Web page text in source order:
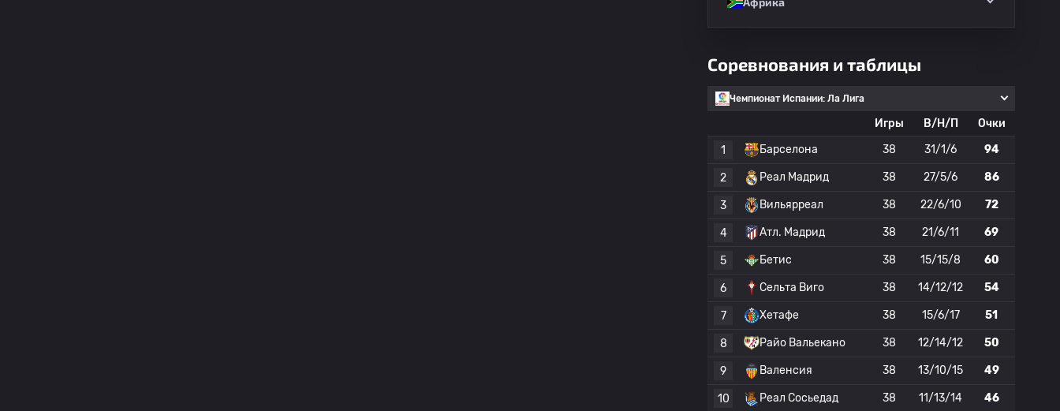
Соревнования и таблицы
Чемпионат Испании: Ла Лига
Игры В/Н/П
Очки
1
Барселона 38 31/1/6 94
2 Реал Мадрид 38 27/5/6 86
3 Вильярреал 38 22/6/10 72
4 Атл. Мадрид 38 21/6/11 69
5 Бетис 38 15/15/8 60
6 Сельта Виго 38 14/12/12 54
7 Хетафе 38 15/6/17 51
8 Райо Вальекано 38 12/14/12 50
9 Валенсия 38 13/10/15 49
10 Реал Сосьедад 38 11/13/14 46